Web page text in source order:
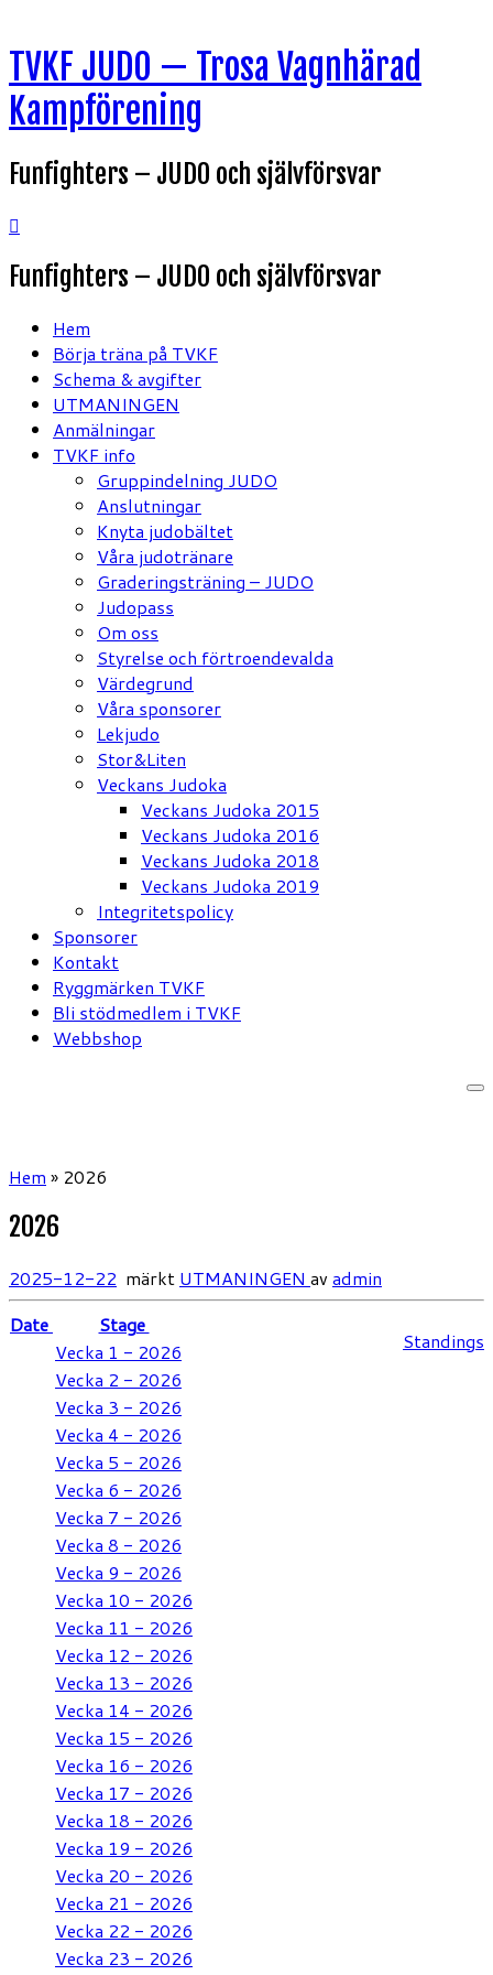
till
innehåll
TVKF JUDO — Trosa Vagnhärad
Kampförening
Funfighters – JUDO och självförsvar
Funfighters – JUDO och självförsvar
Hem
Börja träna på TVKF
Schema & avgifter
UTMANINGEN
Anmälningar
TVKF info
Gruppindelning JUDO
Anslutningar
Knyta judobältet
Våra judotränare
Graderingsträning – JUDO
Judopass
Om oss
Styrelse och förtroendevalda
Värdegrund
Våra sponsorer
Lekjudo
Stor&Liten
Veckans Judoka
Veckans Judoka 2015
Veckans Judoka 2016
Veckans Judoka 2018
Veckans Judoka 2019
Integritetspolicy
Sponsorer
Kontakt
Ryggmärken TVKF
Bli stödmedlem i TVKF
Webbshop
Hem » 2026
2026
2025-12-22 märkt UTMANINGEN av admin
Standings
Date
Stage
Vecka 1 - 2026
Vecka 2 - 2026
Vecka 3 - 2026
Vecka 4 - 2026
Vecka 5 - 2026
Vecka 6 - 2026
Vecka 7 - 2026
Vecka 8 - 2026
Vecka 9 - 2026
Vecka 10 - 2026
Vecka 11 - 2026
Vecka 12 - 2026
Vecka 13 - 2026
Vecka 14 - 2026
Vecka 15 - 2026
Vecka 16 - 2026
Vecka 17 - 2026
Vecka 18 - 2026
Vecka 19 - 2026
Vecka 20 - 2026
Vecka 21 - 2026
Vecka 22 - 2026
Vecka 23 - 2026